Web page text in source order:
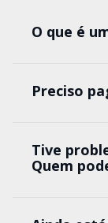
O que é
Preciso
Tive
Quem